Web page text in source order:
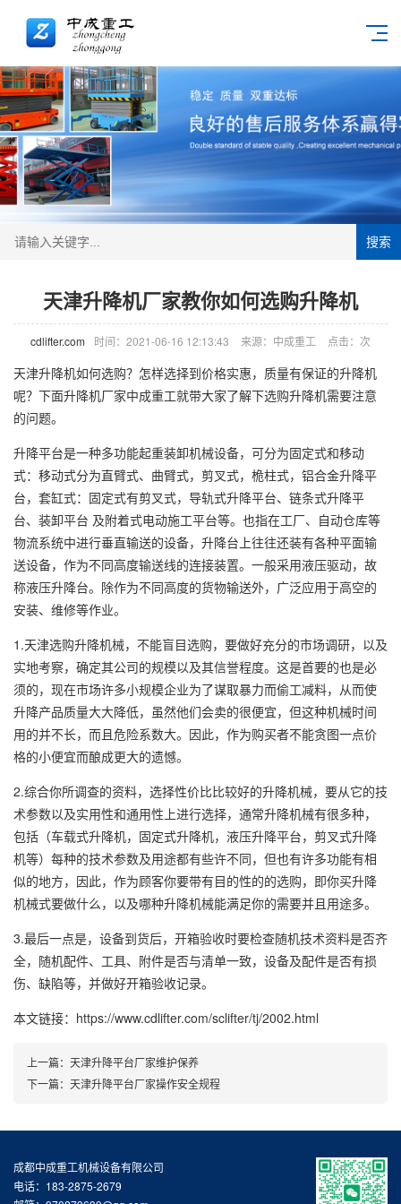
搜索
天津升降机厂家教你如何选购升降机
cdlifter.com 时间：2021-06-16 12:13:43 来源：中成重工 点击： 次
天津升降机如何选购？怎样选择到价格实惠，质量有保证的升降机
呢？下面升降机厂家中成重工就带大家了解下选购升降机需要注意
的问题。
升降平台是一种多功能起重装卸机械设备，可分为固定式和移动
式：移动式分为直臂式、曲臂式，剪叉式，桅柱式，铝合金升降平
台，套缸式：固定式有剪叉式，导轨式升降平台、链条式升降平
台、装卸平台 及附着式电动施工平台等。也指在工厂、自动仓库等
物流系统中进行垂直输送的设备，升降台上往往还装有各种平面输
送设备，作为不同高度输送线的连接装置。一般采用液压驱动，故
称液压升降台。除作为不同高度的货物输送外，广泛应用于高空的
安装、维修等作业。
1.天津选购升降机械，不能盲目选购，要做好充分的市场调研，以及
实地考察，确定其公司的规模以及其信誉程度。这是首要的也是必
须的，现在市场许多小规模企业为了谋取暴力而偷工减料，从而使
升降产品质量大大降低，虽然他们会卖的很便宜，但这种机械时间
用的并不长，而且危险系数大。因此，作为购买者不能贪图一点价
格的小便宜而酿成更大的遗憾。
2.综合你所调查的资料，选择性价比比较好的升降机械，要从它的技
术参数以及实用性和通用性上进行选择，通常升降机械有很多种，
包括（车载式升降机，固定式升降机，液压升降平台，剪叉式升降
机等）每种的技术参数及用途都有些许不同，但也有许多功能有相
似的地方，因此，作为顾客你要带有目的性的的选购，即你买升降
机械式要做什么，以及哪种升降机械能满足你的需要并且用途多。
3.最后一点是，设备到货后，开箱验收时要检查随机技术资料是否齐
全，随机配件、工具、附件是否与清单一致，设备及配件是否有损
伤、缺陷等，并做好开箱验收记录。
本文链接：https://www.cdlifter.com/sclifter/tj/2002.html
上一篇： 天津升降平台厂家维护保养
下一篇： 天津升降平台厂家操作安全规程
成都中成重工机械设备有限公司
电话：183-2875-2679